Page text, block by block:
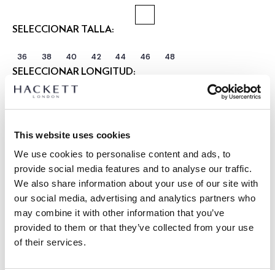
This website uses cookies
We use cookies to personalise content and ads, to
provide social media features and to analyse our traffic.
We also share information about your use of our site with
our social media, advertising and analytics partners who
may combine it with other information that you’ve
provided to them or that they’ve collected from your use
of their services.
SELECCIONAR TALLA:
36 38 40 42 44 46 48
SELECCIONAR LONGITUD:
REGULAR LARGO
Altura modelo:1.85 m
GUÍA DE TALLAS
DETALLES DEL PRODUCTO
DESCRIPCIÓN
HM4400133
- Hackett London
ENVÍO Y DEVOLUCIONES
Envíos y devoluciones GRATUITOS